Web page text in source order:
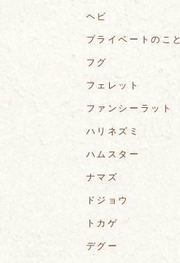
ヘビ
プライベートのこと
フグ
フェレット
ファンシーラット
ハリネズミ
ハムスター
ナマズ
ドジョウ
トカゲ
デグー